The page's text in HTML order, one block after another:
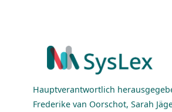
Hauptverantwortlich
Frederike van Oorschot, Sarah